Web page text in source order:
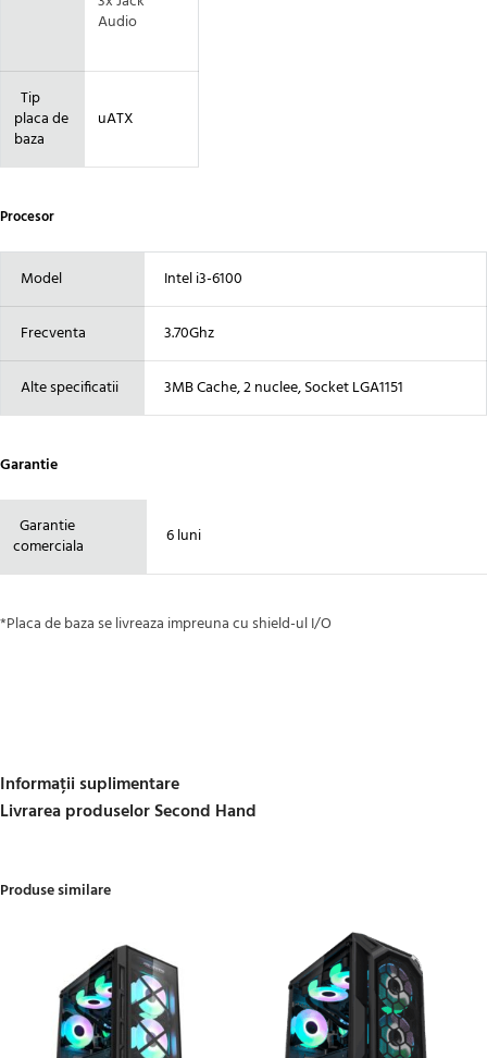
Audio
Tip
placa de
baza
uATX
Procesor
Model Intel i3-6100
Frecventa 3.70Ghz
Alte specificatii 3MB Cache, 2 nuclee, Socket LGA1151
Garantie
Garantie
comerciala
6 luni
*Placa de baza se livreaza impreuna cu shield-ul I/O
Informații suplimentare
Livrarea produselor Second Hand
Produse similare